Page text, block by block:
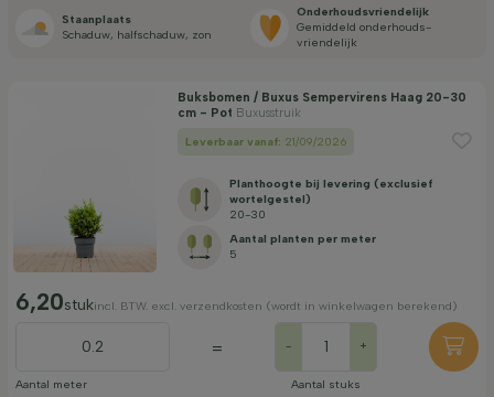
Bloeikleur
Filter toepassen
Staan­plaats
schaduw, halfschaduw, zon
Onderhouds­vriendelijk
gemiddeld onderhouds­
vriendelijk
Buksbomen / Buxus Sempervirens Haag 20-30
cm - Pot Buxusstruik
Leverbaar vanaf: 21/09/2026
Planthoogte bij levering (exclusief
wortelgestel)
20-30
Aantal planten per meter
5
6,20stukincl. BTW. excl. verzendkosten (wordt in winkelwagen berekend)
Aantal meter
= - +
Aantal stuks